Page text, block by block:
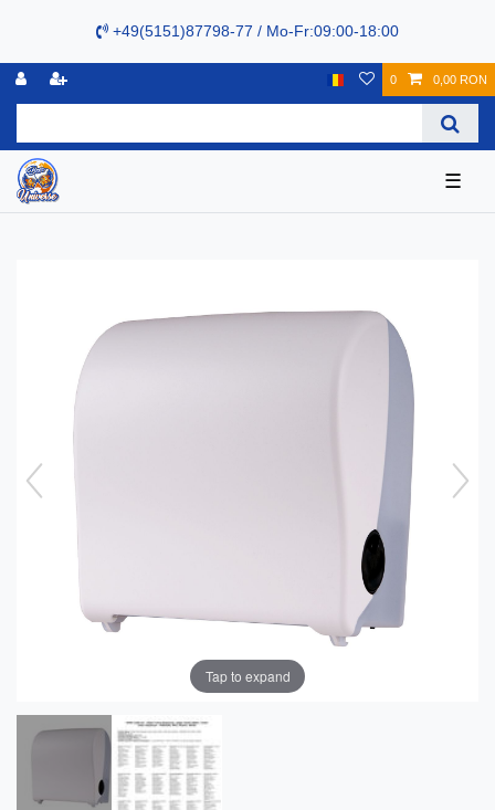
+49(5151)87798-77 / Mo-Fr:09:00-18:00
0 0,00 RON
☰
Tap to expand